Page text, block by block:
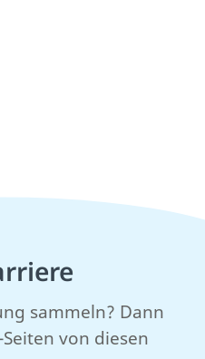
sammeln? Dann
von diesen